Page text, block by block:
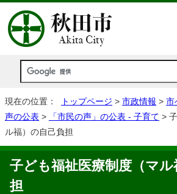
現在の位置： トップページ > 市政情報 > 市
声の公表 > 「市民の声」の公表 - 子育て >
ル福）の⾃⼰負担
⼦ども福祉医療制度（マル
担